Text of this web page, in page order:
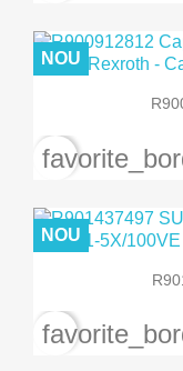
NOU
NOU